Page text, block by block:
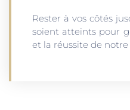
Rester à vos côtés
soient atteints pour
et la réussite de notre